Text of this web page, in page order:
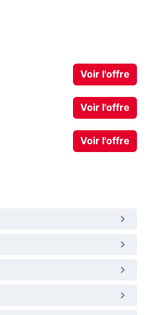
Voir l'offre
Voir l'offre
Voir l'offre